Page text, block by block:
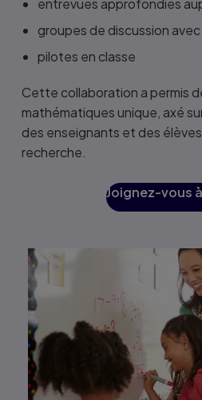
groupes de discussion
pilotes en classe
Cette collaboration a permis
mathématiques unique, axé
des enseignants et des
recherche.
Joignez-vous